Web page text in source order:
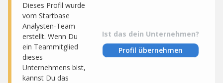
Dieses Profil wurde
vom Startbase
Analysten-Team
erstellt. Wenn Du
ein Teammitglied
dieses
Unternehmens bist,
kannst Du das
Ist das dein Unternehmen?
Profil übernehmen